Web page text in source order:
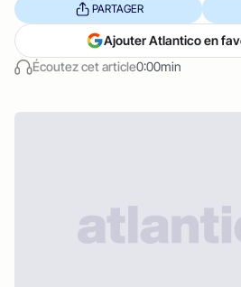
Écoutez cet article0:00min
PARTAGER
Ajouter Atlantico en